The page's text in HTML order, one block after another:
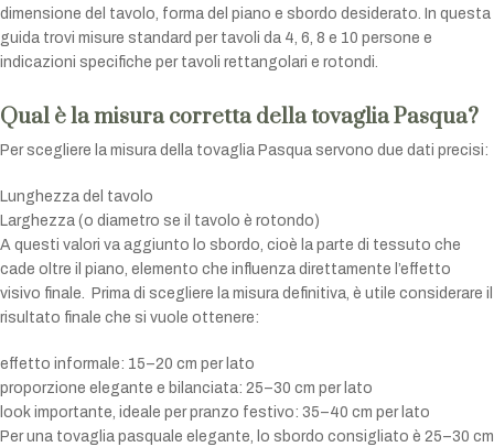
dimensione del tavolo, forma del piano e sbordo desiderato. In questa
guida trovi misure standard per tavoli da 4, 6, 8 e 10 persone e
indicazioni specifiche per tavoli rettangolari e rotondi.
Qual è la misura corretta della tovaglia Pasqua?
Per scegliere la misura della tovaglia Pasqua servono due dati precisi:
Lunghezza del tavolo
Larghezza (o diametro se il tavolo è rotondo)
A questi valori va aggiunto lo sbordo, cioè la parte di tessuto che
cade oltre il piano, elemento che influenza direttamente l’effetto
visivo finale. Prima di scegliere la misura definitiva, è utile considerare il
risultato finale che si vuole ottenere:
effetto informale: 15–20 cm per lato
proporzione elegante e bilanciata: 25–30 cm per lato
look importante, ideale per pranzo festivo: 35–40 cm per lato
Per una tovaglia pasquale elegante, lo sbordo consigliato è 25–30 cm